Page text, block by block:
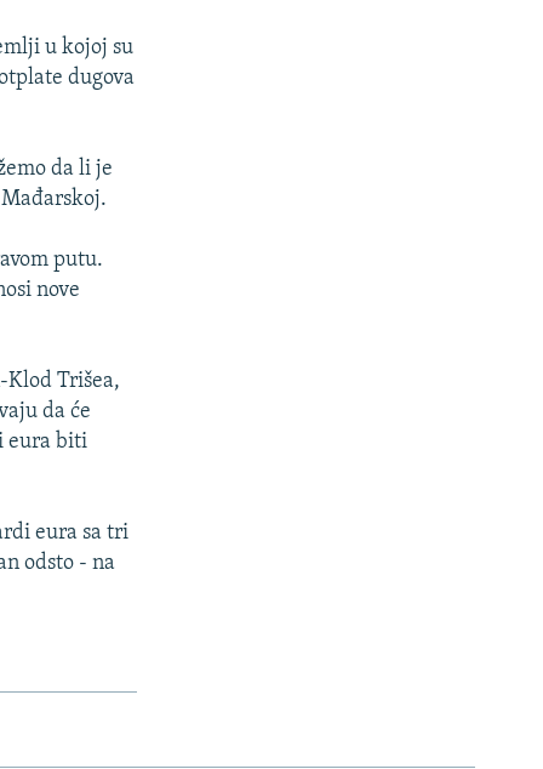
u kojoj su
dugova
da li je
putu.
nove
Trišea,
da će
eura biti
eura sa tri
odsto - na